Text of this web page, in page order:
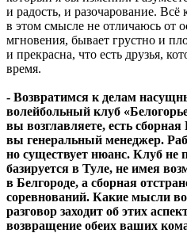
и радость, и разочарование.
в этом смысле не отличаюсь от
мгновения, бывает грустно и
и прекрасна, что есть друзья,
время.
- Возвратимся к делам
волейбольный клуб
вы возглавляете, есть
вы генеральный менеджер.
но существует нюанс. Клуб не
базируется в Туле, не имея
в Белгороде, а сборная
соревнований. Какие мысли
разговор заходит об этих
возвращение обеих ваших